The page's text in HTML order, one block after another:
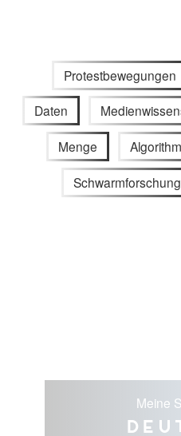
Protestbewegungen
Daten
Menge
Schwarmforschung
Meine